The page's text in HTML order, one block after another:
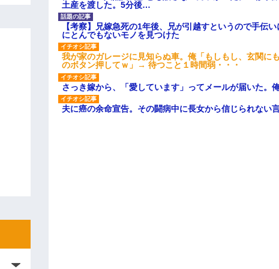
土産を渡した。5分後…
【考察】兄嫁急死の1年後、兄が引越すというので手伝
にとんでもないモノを見つけた
我が家のガレージに見知らぬ車。俺「もしもし、玄関に
のボタン押してｗ」→ 待つこと１時間弱・・・
さっき嫁から、「愛しています」ってメールが届いた。
夫に癌の余命宣告。その闘病中に長女から信じられない